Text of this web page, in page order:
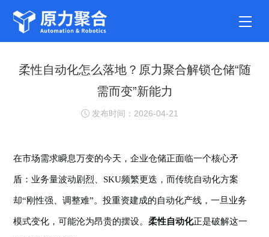
柔性自动化怎么落地？原力聚合解锁仓储“随
需而变”新能力
发布时间：2026-04-21
在市场需求瞬息万变的今天，企业仓储正面临一个核心矛
盾：业务量波动剧烈、 SKU频繁更迭，而传统自动化方案
却“刚性强、调整难”。投重资建成的自动化产线，一旦业务
模式变化，可能沦为昂贵的摆设。柔性自动化正是破解这一